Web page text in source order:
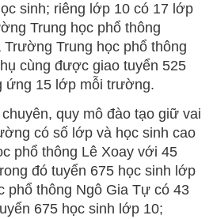
sinh; riêng lớp 10 có 17 lớp
Trung học phổ thông
Trung học phổ thông
cùng được giao tuyển 525
ứng 15 lớp mỗi trường.
quy mô đào tạo giữ vai
có số lớp và học sinh cao
phổ thông Lê Xoay với 45
đó tuyển 675 học sinh lớp
phổ thông Ngô Gia Tự có 43
675 học sinh lớp 10;